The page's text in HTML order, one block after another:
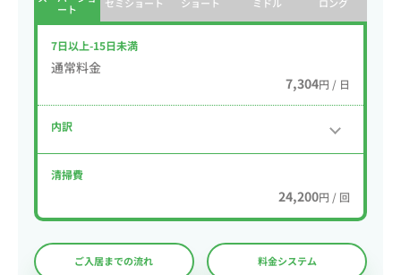
ート
7日以上-15日未満
通常料金
7,304円 / 日
内訳
清掃費
24,200円 / 回
ご入居までの流れ 料金システム